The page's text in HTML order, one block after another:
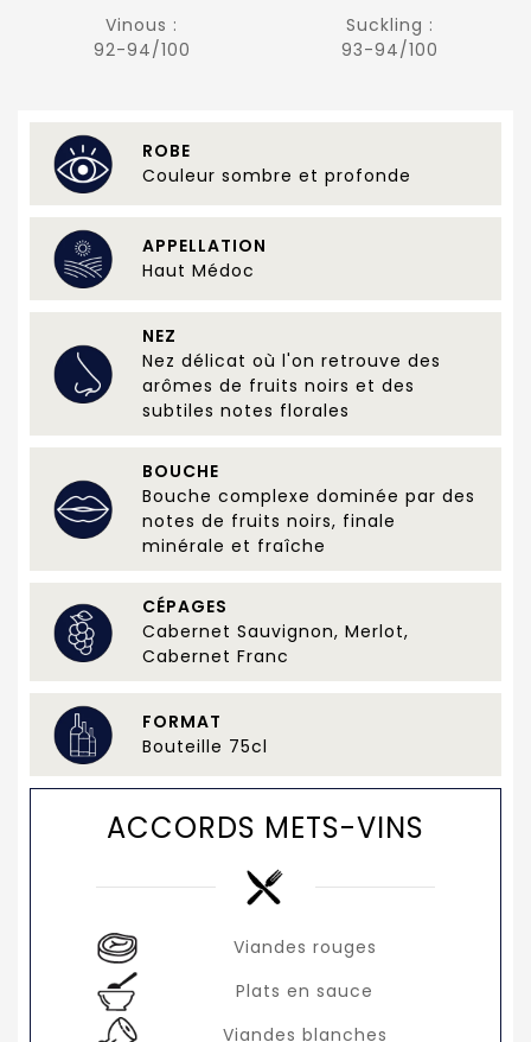
Vinous :
92-94/100
Suckling :
93-94/100
ROBE
Couleur sombre et profonde
APPELLATION
Haut Médoc
NEZ
Nez délicat où l'on retrouve des
arômes de fruits noirs et des
subtiles notes florales
BOUCHE
Bouche complexe dominée par des
notes de fruits noirs, finale
minérale et fraîche
CÉPAGES
Cabernet Sauvignon, Merlot,
Cabernet Franc
FORMAT
Bouteille 75cl
ACCORDS METS-VINS
Viandes rouges
Plats en sauce
Viandes blanches